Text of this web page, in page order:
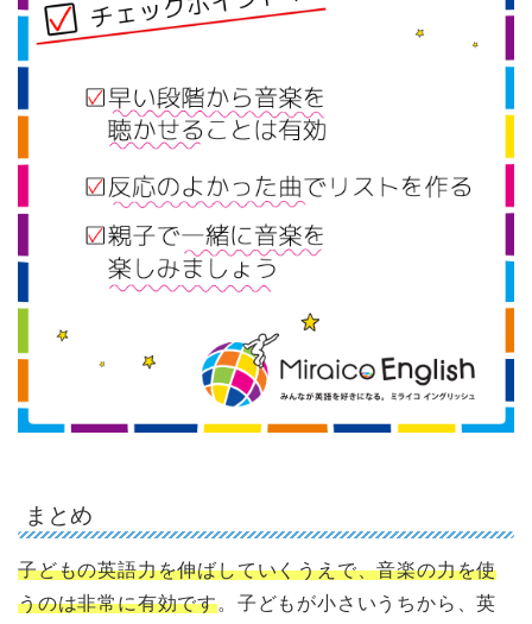
まとめ
子どもの英語力を伸ばしていくうえで、音楽の力を使
うのは非常に有効です。子どもが小さいうちから、英